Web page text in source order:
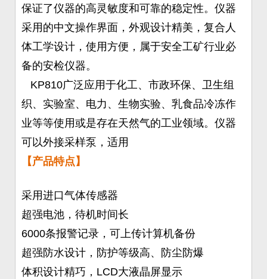
保证了仪器的高灵敏度和可靠的稳定性。仪器
采用的中文操作界面，外观设计精美，复合人
体工学设计，使用方便，属于安全工矿行业必
备的安检仪器。
KP810广泛应用于化工、市政环保、卫生组
织、实验室、电力、生物实验、乳食品冷冻作
业等等使用或是存在天然气的工业领域。仪器
可以外接采样泵，适用
【产品特点】
采用进口气体传感器
超强电池，待机时间长
6000条报警记录，可上传计算机备份
超强防水设计，防护等级高、防尘防爆
体积设计精巧，LCD大液晶屏显示